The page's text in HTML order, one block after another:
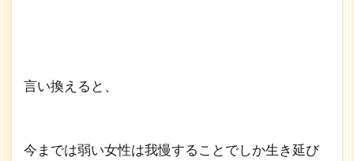
言い換えると、
今までは弱い女性は我慢することでしか生き延び